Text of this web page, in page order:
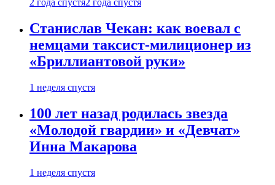
2 года спустя2 года спустя
Станислав Чекан: как воевал с
немцами таксист-милиционер из
«Бриллиантовой руки»
1 неделя спустя
100 лет назад родилась звезда
«Молодой гвардии» и «Девчат»
Инна Макарова
1 неделя спустя